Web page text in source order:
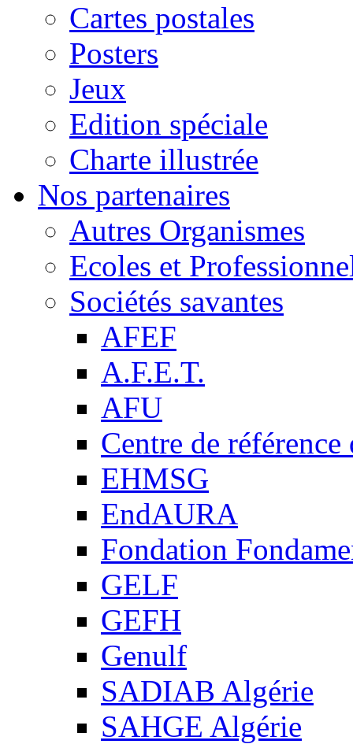
Cartes postales
Posters
Jeux
Edition spéciale
Charte illustrée
Nos partenaires
Autres Organismes
Ecoles et
Sociétés savantes
AFEF
A.F.E.T.
AFU
Centre de
EHMSG
EndAURA
Fondation
GELF
GEFH
Genulf
SADIAB Algérie
SAHGE Algérie